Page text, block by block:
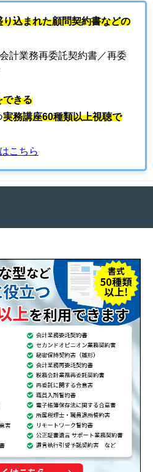
込まれた顧問契約書などの
計業務再委託契約書／再委
できる
実務講座60種類以上視聴で
こちら